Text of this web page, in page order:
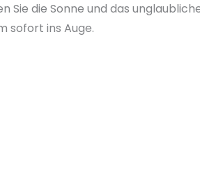
die Sonne und das
sofort ins Auge.